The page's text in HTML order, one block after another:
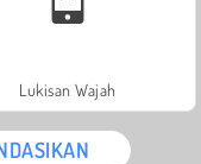
Lukisan Wajah